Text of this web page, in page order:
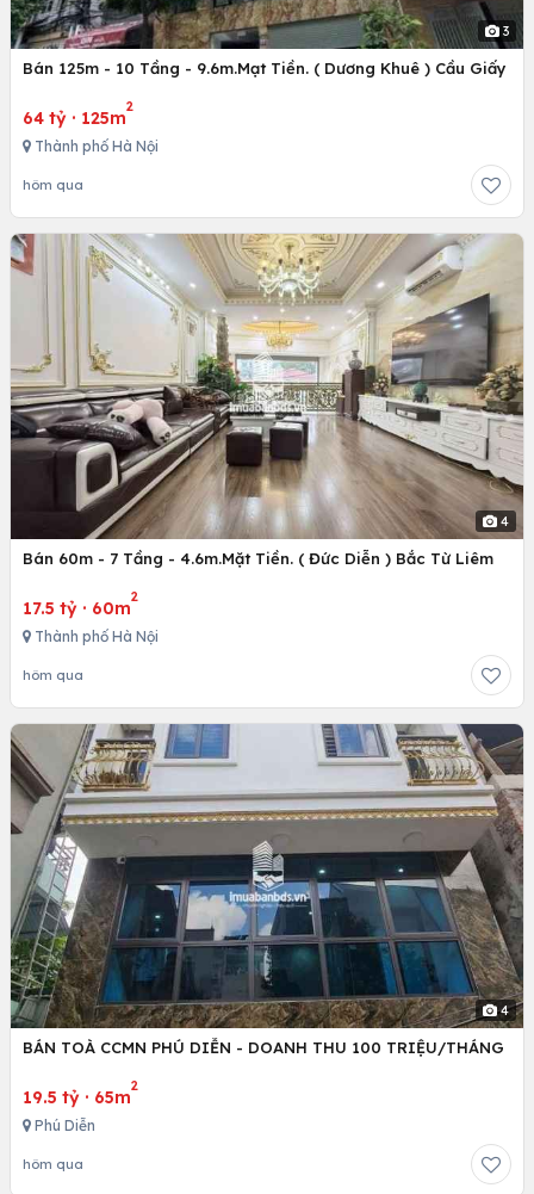
3
Bán 125m - 10 Tầng - 9.6m.Mạt Tiền. ( Dương Khuê ) Cầu Giấy
64 tỷ · 125m
2
Thành phố Hà Nội
hôm qua
4
Bán 60m - 7 Tầng - 4.6m.Mặt Tiền. ( Đức Diễn ) Bắc Từ Liêm
17.5 tỷ · 60m
2
Thành phố Hà Nội
hôm qua
4
BÁN TOÀ CCMN PHÚ DIỄN - DOANH THU 100 TRIỆU/THÁNG
19.5 tỷ · 65m
2
Phú Diễn
hôm qua